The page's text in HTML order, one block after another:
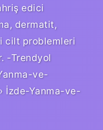
edici
dermatit,
cilt problemleri
-Trendyol
ve-
İzde-Yanma-ve-